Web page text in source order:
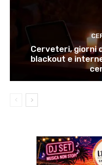
Cerveteri, giorni
blackout e